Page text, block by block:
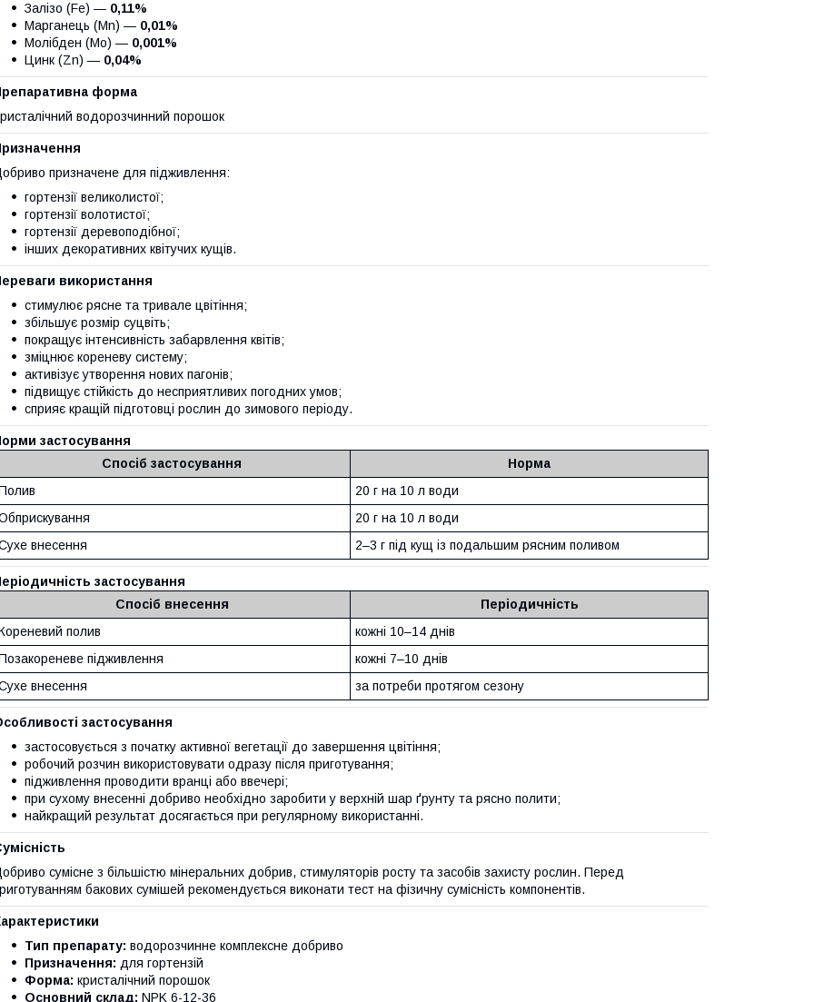
Залізо (Fe) — 0,11%
Марганець (Mn) — 0,01%
Молібден (Mo) — 0,001%
Цинк (Zn) — 0,04%
форма
водорозчинний порошок
призначене для підживлення:
гортензії великолистої;
гортензії волотистої;
гортензії деревоподібної;
інших декоративних квітучих кущів.
використання
стимулює рясне та тривале цвітіння;
збільшує розмір суцвіть;
покращує інтенсивність забарвлення квітів;
зміцнює кореневу систему;
активізує утворення нових пагонів;
підвищує стійкість до несприятливих погодних умов;
сприяє кращій підготовці рослин до зимового періоду.
застосування
Спосіб застосування
Норма
20 г на 10 л води
20 г на 10 л води
внесення
2–3 г під кущ із подальшим рясним поливом
застосування
Спосіб внесення
Періодичність
полив
кожні 10–14 днів
підживлення
кожні 7–10 днів
внесення
за потреби протягом сезону
застосування
застосовується з початку активної вегетації до завершення цвітіння;
робочий розчин використовувати одразу після приготування;
підживлення проводити вранці або ввечері;
при сухому внесенні добриво необхідно заробити у верхній шар ґрунту та рясно полити;
найкращий результат досягається при регулярному використанні.
сумісне з більшістю мінеральних добрив, стимуляторів росту та засобів захисту рослин. Перед
бакових сумішей рекомендується виконати тест на фізичну сумісність компонентів.
Тип препарату: водорозчинне комплексне добриво
Призначення: для гортензій
Форма: кристалічний порошок
Основний склад: NPK 6-12-36